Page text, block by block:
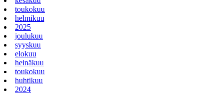
toukokuu
helmikuu
2025
joulukuu
syyskuu
elokuu
heinäkuu
toukokuu
huhtikuu
2024